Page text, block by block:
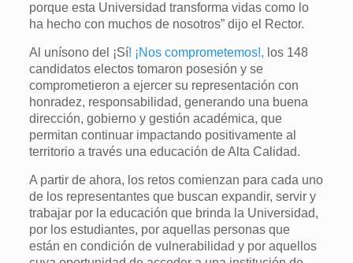
porque esta Universidad transforma vidas como lo
ha hecho con muchos de nosotros” dijo el Rector.
Al unísono del ¡Sí! ¡Nos comprometemos!, los 148
candidatos electos tomaron posesión y se
comprometieron a ejercer su representación con
honradez, responsabilidad, generando una buena
dirección, gobierno y gestión académica, que
permitan continuar impactando positivamente al
territorio a través una educación de Alta Calidad.
A partir de ahora, los retos comienzan para cada uno
de los representantes que buscan expandir, servir y
trabajar por la educación que brinda la Universidad,
por los estudiantes, por aquellas personas que
están en condición de vulnerabilidad y por aquellos